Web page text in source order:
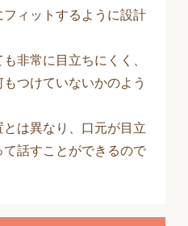
ィットするように設計
非常に目立ちにくく、
つけていないかのよう
は異なり、口元が目立
話すことができるので